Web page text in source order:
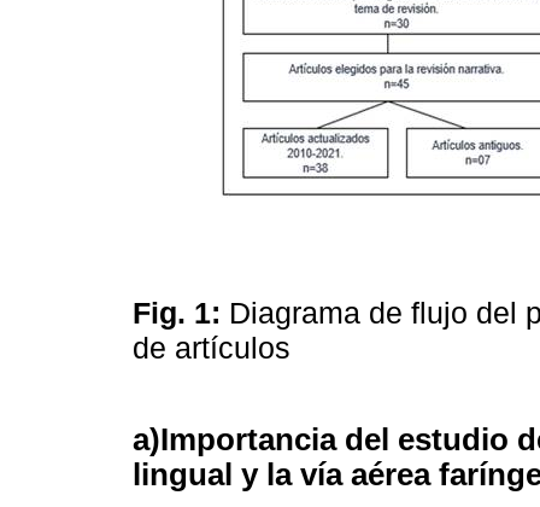
Fig. 1: Diagrama de flujo del
de artículos
a)Importancia del estudio
lingual y la vía aérea